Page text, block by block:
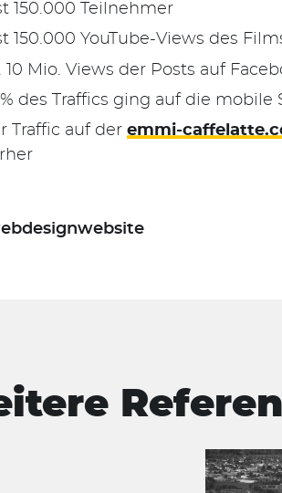
150.000 Teilnehmer
150.000 YouTube-Views des
10 Mio. Views der Posts auf
des Traffics ging auf die mobile
Traffic auf der emmi-
website